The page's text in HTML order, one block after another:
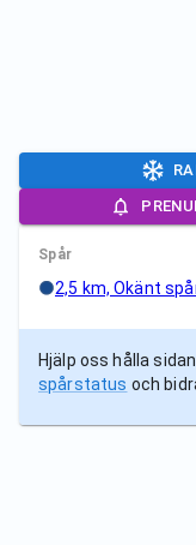
Spår
2,5 km, Okänt
Hjälp oss hålla
spårstatus och